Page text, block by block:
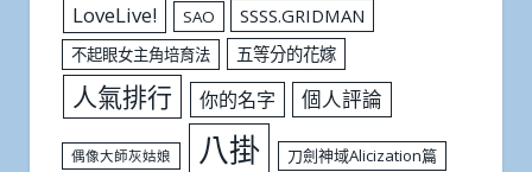
LoveLive! SAO SSSS.GRIDMAN
不起眼女主角培育法 五等分的花嫁
人氣排行 你的名字 個人評論
偶像大師灰姑娘 八掛 刀劍神域Alicization篇